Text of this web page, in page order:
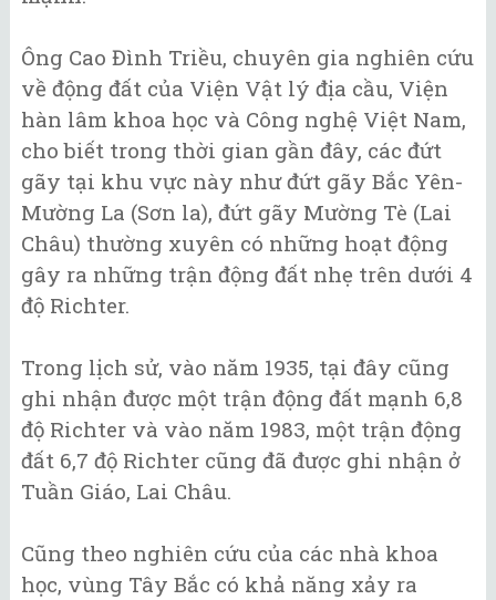
Ông Cao Đình Triều, chuyên gia nghiên cứu
về động đất của Viện Vật lý địa cầu, Viện
hàn lâm khoa học và Công nghệ Việt Nam,
cho biết trong thời gian gần đây, các đứt
gãy tại khu vực này như đứt gãy Bắc Yên-
Mường La (Sơn la), đứt gãy Mường Tè (Lai
Châu) thường xuyên có những hoạt động
gây ra những trận động đất nhẹ trên dưới 4
độ Richter.
Trong lịch sử, vào năm 1935, tại đây cũng
ghi nhận được một trận động đất mạnh 6,8
độ Richter và vào năm 1983, một trận động
đất 6,7 độ Richter cũng đã được ghi nhận ở
Tuần Giáo, Lai Châu.
Cũng theo nghiên cứu của các nhà khoa
học, vùng Tây Bắc có khả năng xảy ra